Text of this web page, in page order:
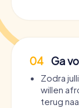
04 Ga
Zodra
willen
terug